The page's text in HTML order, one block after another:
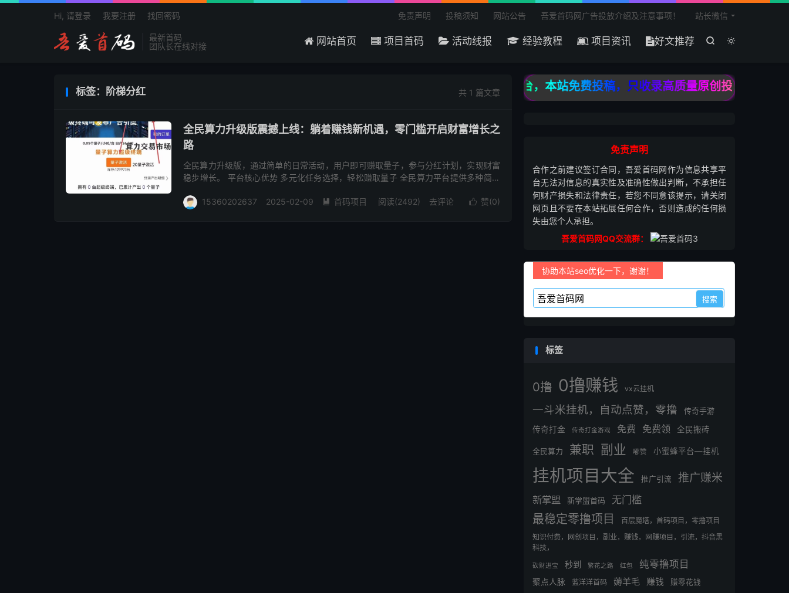
最新首码
团队长在线对接


网站首页 项目首码 活动线报 经验教程 项目资讯 好文推荐
免责声明 投稿须知 网站公告 吾爱首码网广告投放介绍及注意事项！ 站长微信
Hi, 请登录 我要注册 找回密码

共 1 篇文章
标签：阶梯分红
全民算力升级版震撼上线：躺着赚钱新机遇，零门槛开启财富增长之
路
全民算力升级版，通过简单的日常活动，用户即可赚取量子，参与分红计划，实现财富
稳步增长。 平台核心优势 多元化任务选择，轻松赚取量子 全民算力平台提供多种简单
可轻松...
 赞(0)
15360202637 2025-02-09  首码项目 阅读(2492) 去评论
欢迎来到吾爱首码网 - 国内最大的首码项目分享平台，本站免费投稿，只收录高质量原创投稿，宁缺毋滥
免责声明
合作之前建议签订合同，吾爱首码网作为信息共享平
台无法对信息的真实性及准确性做出判断，不承担任
何财产损失和法律责任，若您不同意该提示，请关闭
网页且不要在本站拓展任何合作，否则造成的任何损
失由您个人承担。
吾爱首码网QQ交流群：
协助本站seo优化一下，谢谢！
标签
0撸 0撸赚钱 vx云挂机
一斗米挂机，自动点赞，零撸
传奇手游
传奇打金
传奇打金游戏 免费 免费领 全民搬砖
全民算力 兼职 副业 嘟赞 小蜜蜂平台—挂机
挂机项目大全 推广引流 推广赚米
新掌盟 新掌盟首码 无门槛
最稳定零撸项目
百层魔塔，首码项目，零撸项目
知识付费，网创项目，副业，赚钱，网赚项目，引流，抖音黑
科技，
砍财进宝 秒到 繁花之路 红包 纯零撸项目
聚点人脉 蓝洋洋首码 薅羊毛 赚钱 赚零花钱